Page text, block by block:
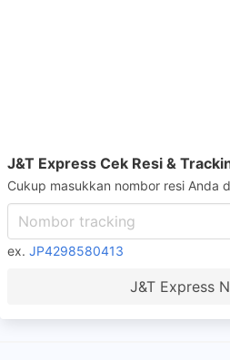
J&T Express Cek Resi &
Cukup masukkan nombor resi Anda
ex. JP4298580413
J&T Express